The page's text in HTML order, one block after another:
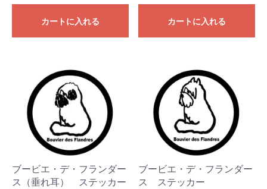
カートに入れる カートに入れる
ブービエ・デ・フランダー
ス（垂れ耳） ステッカー
ブービエ・デ・フランダー
ス ステッカー